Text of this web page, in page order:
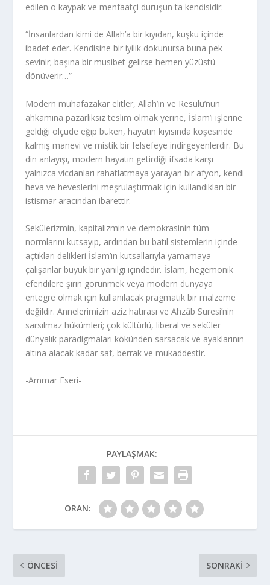
edilen o kaypak ve menfaatçi duruşun ta kendisidir:
“İnsanlardan kimi de Allah’a bir kıyıdan, kuşku içinde
ibadet eder. Kendisine bir iyilik dokunursa buna pek
sevinir; başına bir musibet gelirse hemen yüzüstü
dönüverir…”
Modern muhafazakar elitler, Allah’ın ve Resulü’nün
ahkamına pazarlıksız teslim olmak yerine, İslam’ı işlerine
geldiği ölçüde eğip büken, hayatın kıyısında köşesinde
kalmış manevi ve mistik bir felsefeye indirgeyenlerdir. Bu
din anlayışı, modern hayatın getirdiği ifsada karşı
yalnızca vicdanları rahatlatmaya yarayan bir afyon, kendi
heva ve heveslerini meşrulaştırmak için kullandıkları bir
istismar aracından ibarettir.
Sekülerizmin, kapitalizmin ve demokrasinin tüm
normlarını kutsayıp, ardından bu batıl sistemlerin içinde
açtıkları delikleri İslam’ın kutsallarıyla yamamaya
çalışanlar büyük bir yanılgı içindedir. İslam, hegemonik
efendilere şirin görünmek veya modern dünyaya
entegre olmak için kullanılacak pragmatik bir malzeme
değildir. Annelerimizin aziz hatırası ve Ahzâb Suresi’nin
sarsılmaz hükümleri; çok kültürlü, liberal ve seküler
dünyalık paradigmaları kökünden sarsacak ve ayaklarının
altına alacak kadar saf, berrak ve mukaddestir.
-Ammar Eseri-
PAYLAŞMAK:
ORAN:
ÖNCESI SONRAKI